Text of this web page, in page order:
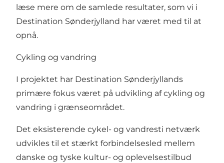
læse mere om de samlede resultater, som vi i
Destination Sønderjylland har været med til at
opnå.
Cykling og vandring
I projektet har Destination Sønderjyllands
primære fokus været på udvikling af cykling og
vandring i grænseområdet.
Det eksisterende cykel- og vandresti netværk
udvikles til et stærkt forbindelsesled mellem
danske og tyske kultur- og oplevelsestilbud